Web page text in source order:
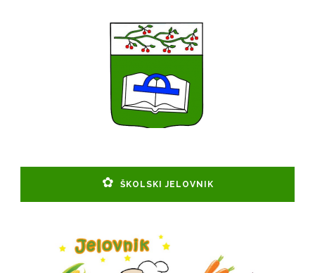
ŠKOLSKI JELOVNIK